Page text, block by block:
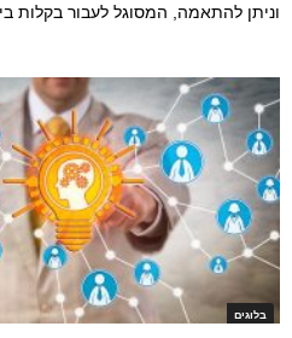
וניתן להתאמה, המסוגל לעבור בקלות
בלוגים